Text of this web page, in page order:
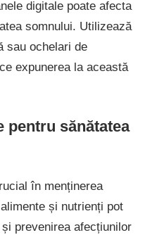
digitale poate afecta
somnului. Utilizează
sau ochelari de
expunerea la această
pentru sănătatea
în menținerea
și nutrienți pot
prevenirea afecțiunilor